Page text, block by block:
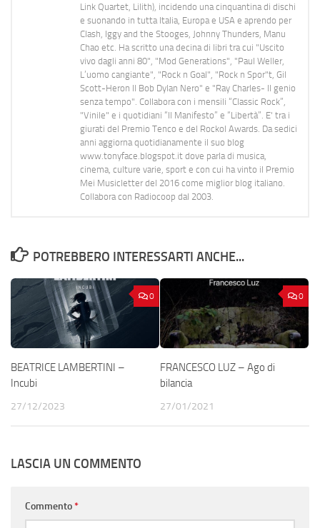
Link Quartet, Lilith), incidendo una cinquantina di dischi
e suonando in tutta Italia, Europa e USA e aprendo per
Clash, Iggy and the Stooges, Johnny Thunders, Manu
Chao etc. Ha scritto una decina di libri tra cui "Uscito
vivo dagli anni 80", "Mod Generations", "Paul Weller,
L’uomo cangiante", "Rock n Goal", "Rock n Spor"t, Gil
Scott-Heron Il Bob Dylan Nero" e "Ray Charles- Il genio
senza tempo". Collabora con i mensili “Classic Rock”,
"Vinile" e i quotidiani “Il Manifesto” e “Libertà”. E' tra i
giurati del Premio Tenco e del Rockol Awards. Da sedici
anni aggiorna quotidianamente il suo blog
www.tonyface.blogspot.it dove parla di musica,
cinema, culture varie, sport e con cui ha vinto il Premio
Mei Musicletter del 2016 come miglior blog italiano.
Collabora con Radiocoop dal 2003.
POTREBBERO INTERESSARTI ANCHE...
0
BEATRICE LAMBERTINI –
Incubi
27/12/2023
0
FRANCESCO LUZ – Ago di
bilancia
27/01/2021
LASCIA UN COMMENTO
Commento*